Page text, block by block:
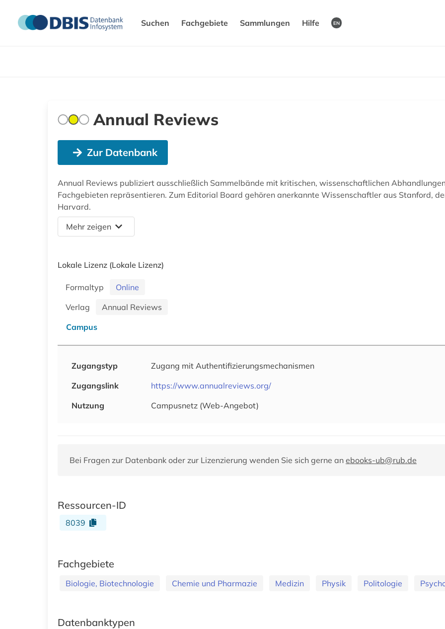
Suchen Fachgebiete Sammlungen Hilfe EN
Annual Reviews
Zur Datenbank
Annual Reviews publiziert ausschließlich Sammelbände mit kritischen, wissenschaftlichen
Fachgebieten repräsentieren. Zum Editorial Board gehören anerkannte Wissenschaftler aus Stanford,
Harvard.
Mehr zeigen
Lokale Lizenz (Lokale Lizenz)
Formaltyp
Online
Verlag
Annual Reviews
Campus
Zugangstyp
Zugang mit Authentifizierungsmechanismen
Zugangslink
https://www.annualreviews.org/
Nutzung
Campusnetz (Web-Angebot)
Bei Fragen zur Datenbank oder zur Lizenzierung wenden Sie sich gerne an ebooks-ub@rub.de
Ressourcen-ID
8039
Fachgebiete
Biologie, Biotechnologie Chemie und Pharmazie Medizin Physik Politologie
Datenbanktypen